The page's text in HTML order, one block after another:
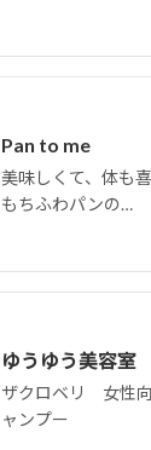
Pan to me
美味しくて、体も
もちふわパンの…
ゆうゆう美容室
ザクロベリ 女性
ャンプー